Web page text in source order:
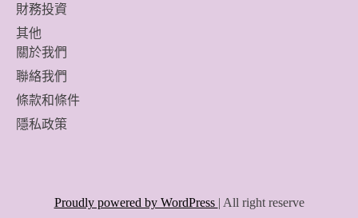
財務投資
其他
關於我們
聯絡我們
條款和條件
隱私政策
Proudly powered by WordPress | All right reserve